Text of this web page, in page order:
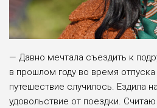
— Давно мечтала съез­дить к
в прошлом году во время
путешествие случилось. Ездила
удоволь­ствие от поездки.